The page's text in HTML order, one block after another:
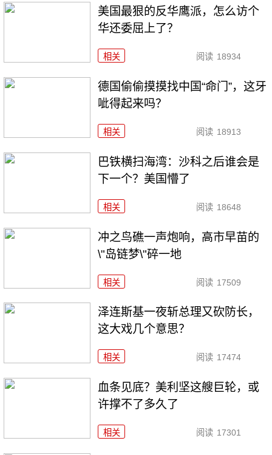
美国最狠的反华鹰派，怎么访个
华还委屈上了？
相关 阅读 18934
德国偷偷摸摸找中国“命门”，这牙
呲得起来吗？
相关 阅读 18913
巴铁横扫海湾：沙科之后谁会是
下一个？美国懵了
相关 阅读 18648
冲之鸟礁一声炮响，高市早苗的
\"岛链梦\"碎一地
相关 阅读 17509
泽连斯基一夜斩总理又砍防长，
这大戏几个意思？
相关 阅读 17474
血条见底？美利坚这艘巨轮，或
许撑不了多久了
相关 阅读 17301